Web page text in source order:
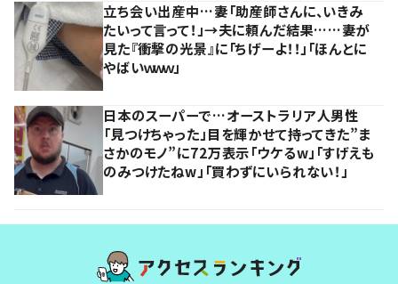
立ち会い出産中…妻「助産師さんに、いきみ
たいって言って！」→夫に頼んだ結果……妻が
見た『衝撃の光景』に「ちげーよ！！」「ほんとに
やばいｗｗｗ」
日本のスーパーで…オーストラリア人男性
「見つけちゃった」目を輝かせて持ってきた”ま
さかのモノ”に72万表示「ウケるw」「すげえも
のみつけたねw」「買わずにいられない！」